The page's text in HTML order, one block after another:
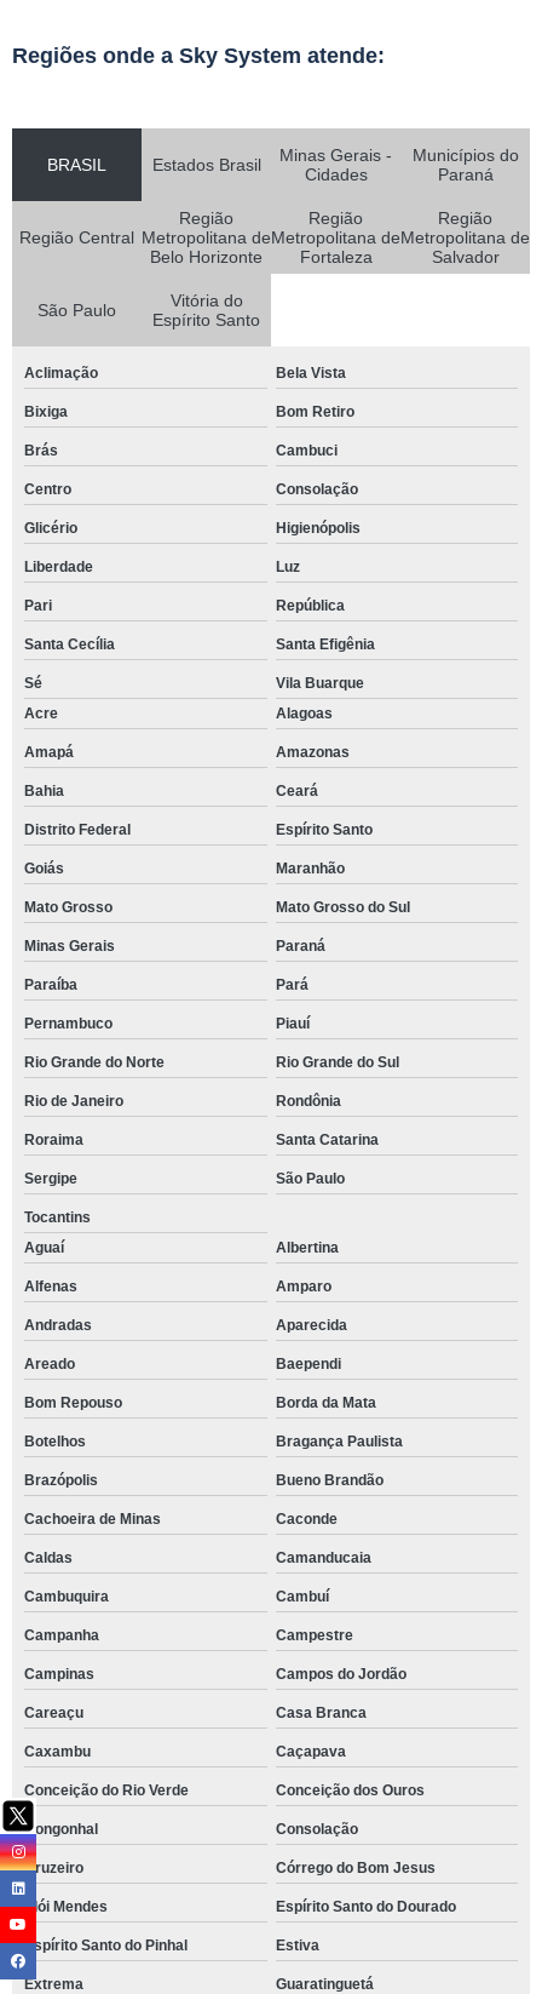
Regiões onde a Sky System atende:
BRASIL Estados Brasil
Minas Gerais -
Cidades
Municípios do
Paraná
Região Central
Região
Metropolitana de
Belo Horizonte
Região
Metropolitana de
Fortaleza
Região
Metropolitana de
Salvador
São Paulo
Vitória do
Espírito Santo
Aclimação Bela Vista
Bixiga Bom Retiro
Brás Cambuci
Centro Consolação
Glicério Higienópolis
Liberdade Luz
Pari República
Santa Cecília Santa Efigênia
Sé
Vila Buarque
Acre
Alagoas
Amapá Amazonas
Bahia Ceará
Distrito Federal Espírito Santo
Goiás Maranhão
Mato Grosso Mato Grosso do Sul
Minas Gerais Paraná
Paraíba Pará
Pernambuco Piauí
Rio Grande do Norte Rio Grande do Sul
Rio de Janeiro Rondônia
Roraima Santa Catarina
Sergipe São Paulo
Tocantins
Aguaí
Albertina
Alfenas Amparo
Andradas Aparecida
Areado Baependi
Bom Repouso Borda da Mata
Botelhos Bragança Paulista
Brazópolis Bueno Brandão
Cachoeira de Minas Caconde
Caldas Camanducaia
Cambuquira Cambuí
Campanha Campestre
Campinas Campos do Jordão
Careaçu Casa Branca
Caxambu Caçapava
Conceição do Rio Verde Conceição dos Ouros
Congonhal Consolação
Cruzeiro Córrego do Bom Jesus
Elói Mendes Espírito Santo do Dourado
Espírito Santo do Pinhal Estiva
Extrema Guaratinguetá